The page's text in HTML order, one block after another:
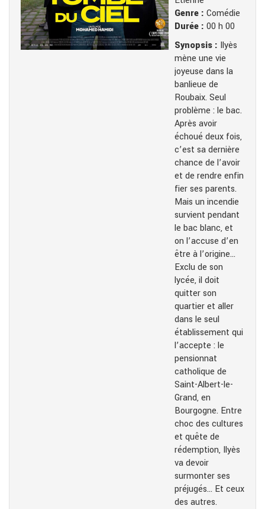
Genre : Comédie
Durée : 00 h 00
Synopsis : Ilyès
mène une vie
joyeuse dans la
banlieue de
Roubaix. Seul
problème : le bac.
Après avoir
échoué deux fois,
c’est sa dernière
chance de l’avoir
et de rendre enfin
fier ses parents.
Mais un incendie
survient pendant
le bac blanc, et
on l’accuse d’en
être à l’origine…
Exclu de son
lycée, il doit
quitter son
quartier et aller
dans le seul
établissement qui
l’accepte : le
pensionnat
catholique de
Saint-Albert-le-
Grand, en
Bourgogne. Entre
choc des cultures
et quête de
rédemption, Ilyès
va devoir
surmonter ses
préjugés… Et ceux
des autres.